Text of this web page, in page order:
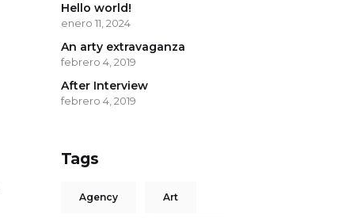
Hello world!
enero 11, 2024
An arty extravaganza
febrero 4, 2019
After Interview
febrero 4, 2019
Tags
Agency Art